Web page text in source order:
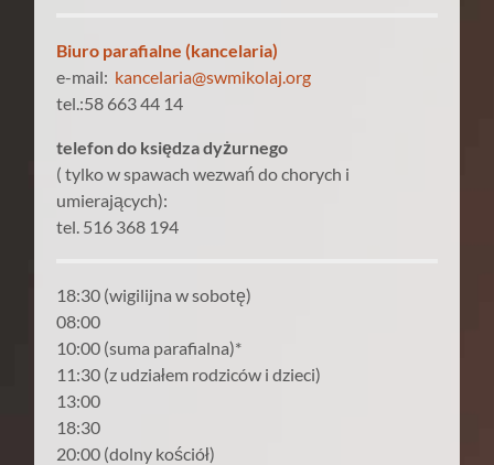
Biuro parafialne (kancelaria)
e-mail: kancelaria@swmikolaj.org
tel.:58 663 44 14
telefon do księdza dyżurnego
( tylko w spawach wezwań do chorych i
umierających):
tel. 516 368 194
18:30 (wigilijna w sobotę)
08:00
10:00 (suma parafialna)*
11:30 (z udziałem rodziców i dzieci)
13:00
18:30
20:00 (dolny kościół)